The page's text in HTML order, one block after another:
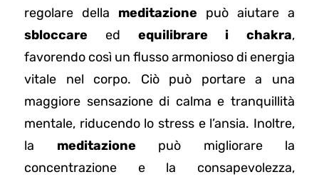
regolare della meditazione può aiutare a
sbloccare ed equilibrare i chakra,
favorendo così un flusso armonioso di energia
vitale nel corpo. Ciò può portare a una
maggiore sensazione di calma e tranquillità
mentale, riducendo lo stress e l’ansia. Inoltre,
la meditazione può migliorare la
concentrazione e la consapevolezza,